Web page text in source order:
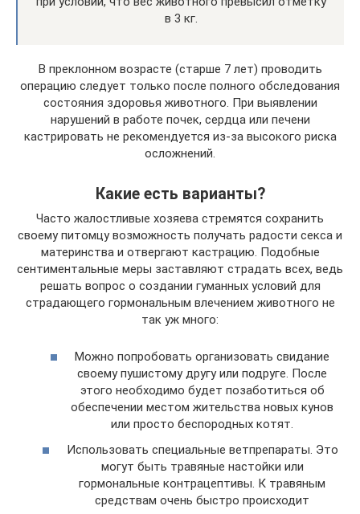
в 3 кг.
В преклонном возрасте (старше 7 лет) проводить
операцию следует только после полного обследования
состояния здоровья животного. При выявлении
нарушений в работе почек, сердца или печени
кастрировать не рекомендуется из-за высокого риска
осложнений.
Какие есть варианты?
Часто жалостливые хозяева стремятся сохранить
своему питомцу возможность получать радости секса и
материнства и отвергают кастрацию. Подобные
сентиментальные меры заставляют страдать всех, ведь
решать вопрос о создании гуманных условий для
страдающего гормональным влечением животного не
так уж много:
Можно попробовать организовать свидание
своему пушистому другу или подруге. После
этого необходимо будет позаботиться об
обеспечении местом жительства новых кунов
или просто беспородных котят.
Использовать специальные ветпрепараты. Это
могут быть травяные настойки или
гормональные контрацептивы. К травяным
средствам очень быстро происходит